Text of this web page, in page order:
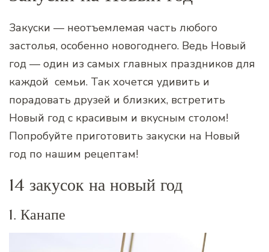
Закуски — неотъемлемая часть любого
застолья, особенно новогоднего. Ведь Новый
год — один из самых главных праздников для
каждой семьи. Так хочется удивить и
порадовать друзей и близких, встретить
Новый год с красивым и вкусным столом!
Попробуйте приготовить закуски на Новый
год по нашим рецептам!
14 закусок на новый год
1. Канапе